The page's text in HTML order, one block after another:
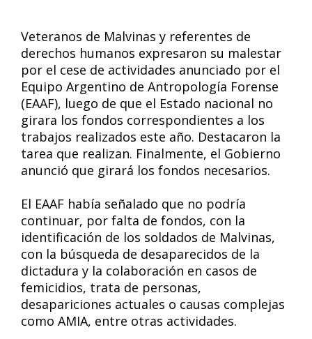
Veteranos de Malvinas y referentes de
derechos humanos expresaron su malestar
por el cese de actividades anunciado por el
Equipo Argentino de Antropología Forense
(EAAF), luego de que el Estado nacional no
girara los fondos correspondientes a los
trabajos realizados este año. Destacaron la
tarea que realizan. Finalmente, el Gobierno
anunció que girará los fondos necesarios.
El EAAF había señalado que no podría
continuar, por falta de fondos, con la
identificación de los soldados de Malvinas,
con la búsqueda de desaparecidos de la
dictadura y la colaboración en casos de
femicidios, trata de personas,
desapariciones actuales o causas complejas
como AMIA, entre otras actividades.